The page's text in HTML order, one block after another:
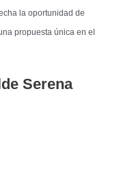
la oportunidad de
propuesta única en el
Serena